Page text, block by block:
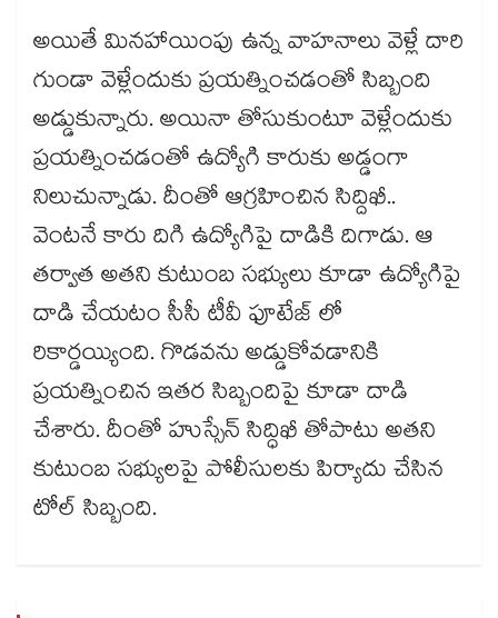
అయితే మినహాయింపు ఉన్న వాహనాలు వెళ్లే దారి
గుండా వెళ్లేందుకు ప్రయత్నించడంతో సిబ్బంది
అడ్డుకున్నారు. అయినా తోసుకుంటూ వెళ్లేందుకు
ప్రయత్నించడంతో ఉద్యోగి కారుకు అడ్డంగా
నిలుచున్నాడు. దీంతో ఆగ్రహించిన సిద్దిఖీ..
వెంటనే కారు దిగి ఉద్యోగిపై దాడికి దిగాడు. ఆ
తర్వాత అతని కుటుంబ సభ్యులు కూడా ఉద్యోగిపై
దాడి చేయటం సీసీ టీవీ ఫూటేజ్ లో
రికార్డయ్యింది. గొడవను అడ్డుకోవడానికి
ప్రయత్నించిన ఇతర సిబ్బందిపై కూడా దాడి
చేశారు. దీంతో హుస్సేన్ సిద్ధిఖీ తోపాటు అతని
కుటుంబ సభ్యులపై పోలీసులకు పిర్యాదు చేసిన
టోల్ సిబ్బంది.